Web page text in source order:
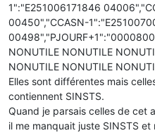
1":"E251006171846
00450","CCASN-
NONUTILE NONUTILE
NONUTILE NONUTILE
Elles sont différentes mais
contiennent SINSTS.
Quand je parsais celles de cet
il me manquait juste SINSTS